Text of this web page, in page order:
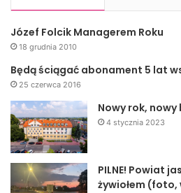
Józef Folcik Managerem Roku
18 grudnia 2010
Będą ściągać abonament 5 lat
25 czerwca 2016
Nowy rok,
4 stycznia 2023
PILNE! Powiat
żywiołem (foto,